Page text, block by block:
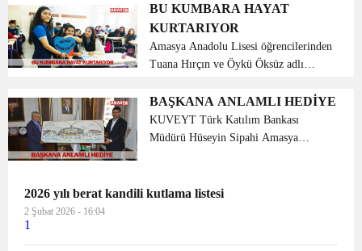
İlbank Olağan Genel Kurul toplantısına
katıldı. İller Bankası Anonim Şirketinin
Olağan genel kurul t...
BU KUMBARA HAYAT
KURTARIYOR
Amasya Anadolu Lisesi öğrencilerinden
Tuana Hırçın ve Öykü Öksüz adlı
kumbarası” ile arkadaşları arasında
yardım kampanyası başlatıp, LÖSEV
derneğine bin 605 lir...
BAŞKANA ANLAMLI HEDİYE
KUVEYT Türk Katılım Bankası
Müdürü Hüseyin Sipahi Amasya
görevinde başarılar diledi. Kuveyt Türk
2026 yılı berat kandili kutlama listesi
2 Şubat 2026 - 16:04
1